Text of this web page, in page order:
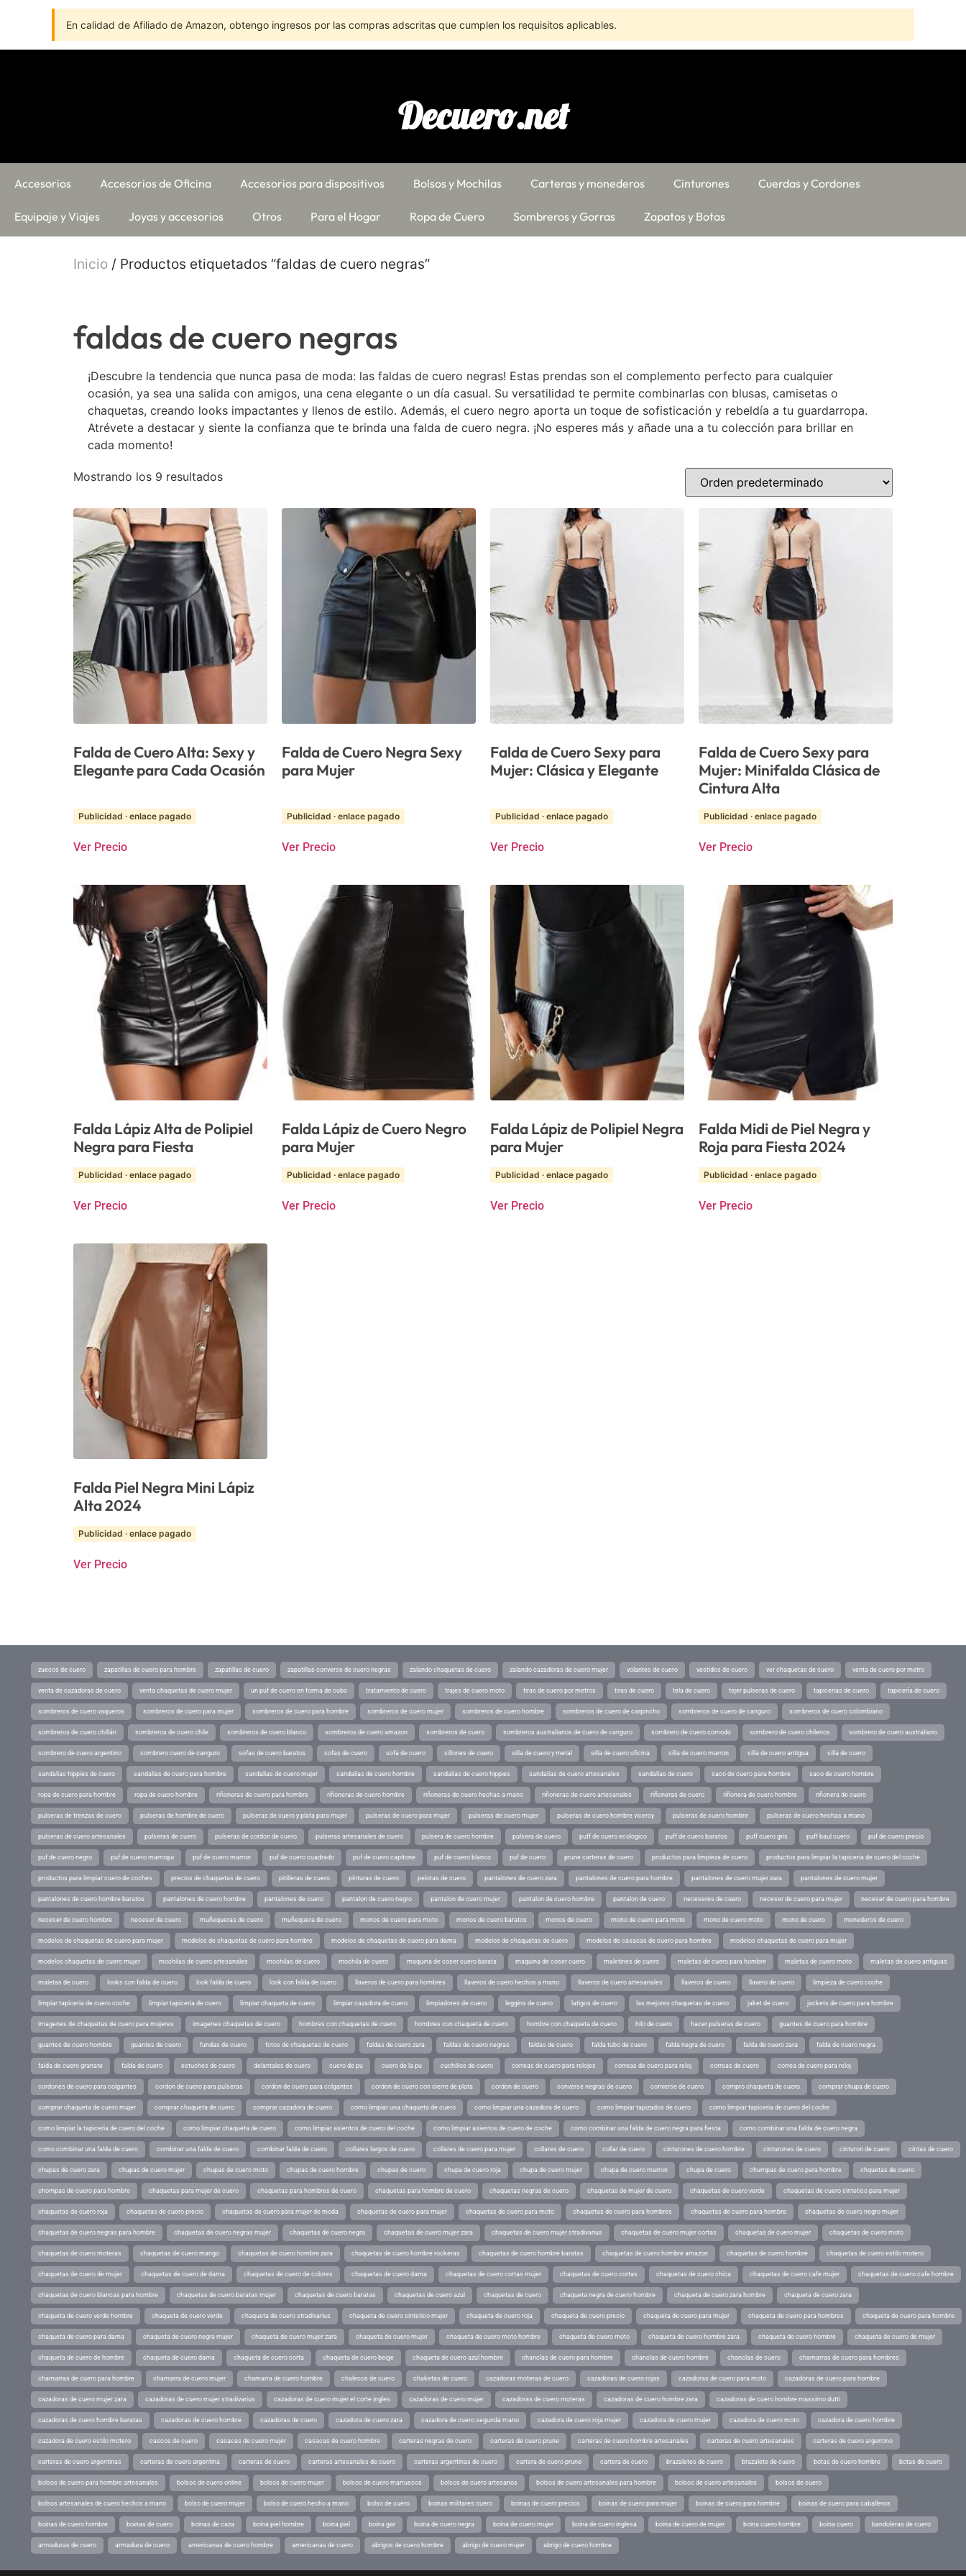
En calidad de Afiliado de Amazon, obtengo ingresos por las compras adscritas que cumplen los requisitos aplicables.
Decuero.net
Accesorios Accesorios de Oficina Accesorios para dispositivos Bolsos y Mochilas Carteras y monederos Cinturones Cuerdas y Cordones
Equipaje y Viajes Joyas y accesorios Otros Para el Hogar Ropa de Cuero Sombreros y Gorras Zapatos y Botas
Inicio / Productos etiquetados “faldas de cuero negras”
faldas de cuero negras
¡Descubre la tendencia que nunca pasa de moda: las faldas de cuero negras! Estas prendas son el complemento perfecto para cualquier
ocasión, ya sea una salida con amigos, una cena elegante o un día casual. Su versatilidad te permite combinarlas con blusas, camisetas o
chaquetas, creando looks impactantes y llenos de estilo. Además, el cuero negro aporta un toque de sofisticación y rebeldía a tu guardarropa.
Atrévete a destacar y siente la confianza que te brinda una falda de cuero negra. ¡No esperes más y añade una a tu colección para brillar en
cada momento!
Mostrando los 9 resultados
Falda de Cuero Alta: Sexy y
Elegante para Cada Ocasión
Publicidad · enlace pagado
Ver Precio
Falda de Cuero Negra Sexy
para Mujer
Publicidad · enlace pagado
Ver Precio
Falda de Cuero Sexy para
Mujer: Clásica y Elegante
Publicidad · enlace pagado
Ver Precio
Falda de Cuero Sexy para
Mujer: Minifalda Clásica de
Cintura Alta
Publicidad · enlace pagado
Ver Precio
Falda Lápiz Alta de Polipiel
Negra para Fiesta
Publicidad · enlace pagado
Ver Precio
Falda Lápiz de Cuero Negro
para Mujer
Publicidad · enlace pagado
Ver Precio
Falda Lápiz de Polipiel Negra
para Mujer
Publicidad · enlace pagado
Ver Precio
Falda Midi de Piel Negra y
Roja para Fiesta 2024
Publicidad · enlace pagado
Ver Precio
Falda Piel Negra Mini Lápiz
Alta 2024
Publicidad · enlace pagado
Ver Precio
zuecos de cuero zapatillas de cuero para hombre zapatillas de cuero zapatillas converse de cuero negras zalando chaquetas de cuero zalando cazadoras de cuero mujer volantes de cuero vestidos de cuero ver chaquetas de cuero venta de cuero por metro
venta de cazadoras de cuero venta chaquetas de cuero mujer un puf de cuero en forma de cubo tratamiento de cuero trajes de cuero moto tiras de cuero por metros tiras de cuero tela de cuero tejer pulseras de cuero tapicerias de cuero tapicería de cuero
sombreros de cuero vaqueros sombreros de cuero para mujer sombreros de cuero para hombre sombreros de cuero mujer sombreros de cuero hombre sombreros de cuero de carpincho sombreros de cuero de canguro sombreros de cuero colombiano
sombreros de cuero chillán sombreros de cuero chile sombreros de cuero blanco sombreros de cuero amazon sombreros de cuero sombreros australianos de cuero de canguro sombrero de cuero comodo sombrero de cuero chilenos sombrero de cuero australiano
sombrero de cuero argentino sombrero cuero de canguro sofas de cuero baratos sofas de cuero sofa de cuero sillones de cuero silla de cuero y metal silla de cuero oficina silla de cuero marron silla de cuero antigua silla de cuero
sandalias hippies de cuero sandalias de cuero para hombre sandalias de cuero mujer sandalias de cuero hombre sandalias de cuero hippies sandalias de cuero artesanales sandalias de cuero saco de cuero para hombre saco de cuero hombre
ropa de cuero para hombre ropa de cuero hombre riñoneras de cuero para hombre riñoneras de cuero hombre riñoneras de cuero hechas a mano riñoneras de cuero artesanales riñoneras de cuero riñonera de cuero hombre riñonera de cuero
pulseras de trenzas de cuero pulseras de hombre de cuero pulseras de cuero y plata para mujer pulseras de cuero para mujer pulseras de cuero mujer pulseras de cuero hombre viceroy pulseras de cuero hombre pulseras de cuero hechas a mano
pulseras de cuero artesanales pulseras de cuero pulseras de cordon de cuero pulseras artesanales de cuero pulsera de cuero hombre pulsera de cuero puff de cuero ecologico puff de cuero baratos puff cuero gris puff baul cuero puf de cuero precio
puf de cuero negro puf de cuero marroqui puf de cuero marron puf de cuero cuadrado puf de cuero capitone puf de cuero blanco puf de cuero prune carteras de cuero productos para limpieza de cuero productos para limpiar la tapiceria de cuero del coche
productos para limpiar cuero de coches precios de chaquetas de cuero pitilleras de cuero pinturas de cuero pelotas de cuero pantalones de cuero zara pantalones de cuero para hombre pantalones de cuero mujer zara pantalones de cuero mujer
pantalones de cuero hombre baratos pantalones de cuero hombre pantalones de cuero pantalon de cuero negro pantalon de cuero mujer pantalon de cuero hombre pantalon de cuero neceseres de cuero neceser de cuero para mujer neceser de cuero para hombre
neceser de cuero hombre neceser de cuero muñequeras de cuero muñequera de cuero monos de cuero para moto monos de cuero baratos monos de cuero mono de cuero para moto mono de cuero moto mono de cuero monederos de cuero
modelos de chaquetas de cuero para mujer modelos de chaquetas de cuero para hombre modelos de chaquetas de cuero para dama modelos de chaquetas de cuero modelos de casacas de cuero para hombre modelos chaquetas de cuero para mujer
modelos chaquetas de cuero mujer mochilas de cuero artesanales mochilas de cuero mochila de cuero maquina de coser cuero barata maquina de coser cuero maletines de cuero maletas de cuero para hombre maletas de cuero moto maletas de cuero antiguas
maletas de cuero looks con falda de cuero look falda de cuero look con falda de cuero llaveros de cuero para hombres llaveros de cuero hechos a mano llaveros de cuero artesanales llaveros de cuero llavero de cuero limpieza de cuero coche
limpiar tapiceria de cuero coche limpiar tapiceria de cuero limpiar chaqueta de cuero limpiar cazadora de cuero limpiadores de cuero leggins de cuero latigos de cuero las mejores chaquetas de cuero jaket de cuero jackets de cuero para hombre
imagenes de chaquetas de cuero para mujeres imagenes chaquetas de cuero hombres con chaquetas de cuero hombres con chaqueta de cuero hombre con chaqueta de cuero hilo de cuero hacer pulseras de cuero guantes de cuero para hombre
guantes de cuero hombre guantes de cuero fundas de cuero fotos de chaquetas de cuero faldas de cuero zara faldas de cuero negras faldas de cuero falda tubo de cuero falda negra de cuero falda de cuero zara falda de cuero negra
falda de cuero granate falda de cuero estuches de cuero delantales de cuero cuero de pu cuero de la pu cuchillos de cuero correas de cuero para relojes correas de cuero para reloj correas de cuero correa de cuero para reloj
cordones de cuero para colgantes cordon de cuero para pulseras cordon de cuero para colgantes cordon de cuero con cierre de plata cordon de cuero converse negras de cuero converse de cuero compro chaqueta de cuero comprar chupa de cuero
comprar chaqueta de cuero mujer comprar chaqueta de cuero comprar cazadora de cuero como limpiar una chaqueta de cuero como limpiar una cazadora de cuero como limpiar tapizados de cuero como limpiar tapiceria de cuero del coche
como limpiar la tapiceria de cuero del coche como limpiar chaqueta de cuero como limpiar asientos de cuero del coche como limpiar asientos de cuero de coche como combinar una falda de cuero negra para fiesta como combinar una falda de cuero negra
como combinar una falda de cuero combinar una falda de cuero combinar falda de cuero collares largos de cuero collares de cuero para mujer collares de cuero collar de cuero cinturones de cuero hombre cinturones de cuero cinturon de cuero cintas de cuero
chupas de cuero zara chupas de cuero mujer chupas de cuero moto chupas de cuero hombre chupas de cuero chupa de cuero roja chupa de cuero mujer chupa de cuero marron chupa de cuero chumpas de cuero para hombre chquetas de cuero
chompas de cuero para hombre chaquetas para mujer de cuero chaquetas para hombres de cuero chaquetas para hombre de cuero chaquetas negras de cuero chaquetas de mujer de cuero chaquetas de cuero verde chaquetas de cuero sintetico para mujer
chaquetas de cuero roja chaquetas de cuero precio chaquetas de cuero para mujer de moda chaquetas de cuero para mujer chaquetas de cuero para moto chaquetas de cuero para hombres chaquetas de cuero para hombre chaquetas de cuero negro mujer
chaquetas de cuero negras para hombre chaquetas de cuero negras mujer chaquetas de cuero negra chaquetas de cuero mujer zara chaquetas de cuero mujer stradivarius chaquetas de cuero mujer cortas chaquetas de cuero mujer chaquetas de cuero moto
chaquetas de cuero moteras chaquetas de cuero mango chaquetas de cuero hombre zara chaquetas de cuero hombre rockeras chaquetas de cuero hombre baratas chaquetas de cuero hombre amazon chaquetas de cuero hombre chaquetas de cuero estilo motero
chaquetas de cuero de mujer chaquetas de cuero de dama chaquetas de cuero de colores chaquetas de cuero dama chaquetas de cuero cortas mujer chaquetas de cuero cortas chaquetas de cuero chica chaquetas de cuero cafe mujer chaquetas de cuero cafe hombre
chaquetas de cuero blancas para hombre chaquetas de cuero baratas mujer chaquetas de cuero baratas chaquetas de cuero azul chaquetas de cuero chaqueta negra de cuero hombre chaqueta de cuero zara hombre chaqueta de cuero zara
chaqueta de cuero verde hombre chaqueta de cuero verde chaqueta de cuero stradivarius chaqueta de cuero sintetico mujer chaqueta de cuero roja chaqueta de cuero precio chaqueta de cuero para mujer chaqueta de cuero para hombres chaqueta de cuero para hombre
chaqueta de cuero para dama chaqueta de cuero negra mujer chaqueta de cuero mujer zara chaqueta de cuero mujer chaqueta de cuero moto hombre chaqueta de cuero moto chaqueta de cuero hombre zara chaqueta de cuero hombre chaqueta de cuero de mujer
chaqueta de cuero de hombre chaqueta de cuero dama chaqueta de cuero corta chaqueta de cuero beige chaqueta de cuero azul hombre chanclas de cuero para hombre chanclas de cuero hombre chanclas de cuero chamarras de cuero para hombres
chamarras de cuero para hombre chamarra de cuero mujer chamarra de cuero hombre chalecos de cuero chaketas de cuero cazadoras moteras de cuero cazadoras de cuero rojas cazadoras de cuero para moto cazadoras de cuero para hombre
cazadoras de cuero mujer zara cazadoras de cuero mujer stradivarius cazadoras de cuero mujer el corte ingles cazadoras de cuero mujer cazadoras de cuero moteras cazadoras de cuero hombre zara cazadoras de cuero hombre massimo dutti
cazadoras de cuero hombre baratas cazadoras de cuero hombre cazadoras de cuero cazadora de cuero zara cazadora de cuero segunda mano cazadora de cuero roja mujer cazadora de cuero mujer cazadora de cuero moto cazadora de cuero hombre
cazadora de cuero estilo motero cascos de cuero casacas de cuero mujer casacas de cuero hombre carteras negras de cuero carteras de cuero prune carteras de cuero hombre artesanales carteras de cuero artesanales carteras de cuero argentino
carteras de cuero argentinas carteras de cuero argentina carteras de cuero carteras artesanales de cuero carteras argentinas de cuero cartera de cuero prune cartera de cuero brazaletes de cuero brazalete de cuero botas de cuero hombre botas de cuero
bolsos de cuero para hombre artesanales bolsos de cuero online bolsos de cuero mujer bolsos de cuero marruecos bolsos de cuero artesanos bolsos de cuero artesanales para hombre bolsos de cuero artesanales bolsos de cuero
bolsos artesanales de cuero hechos a mano bolso de cuero mujer bolso de cuero hecho a mano bolso de cuero boinas militares cuero boinas de cuero precios boinas de cuero para mujer boinas de cuero para hombre boinas de cuero para caballeros
boinas de cuero hombre boinas de cuero boinas de caza boina piel hombre boina piel boina gar boina de cuero negra boina de cuero mujer boina de cuero inglesa boina de cuero de mujer boina cuero hombre boina cuero bandoleras de cuero
armaduras de cuero armadura de cuero americanas de cuero hombre americanas de cuero abrigos de cuero hombre abrigo de cuero mujer abrigo de cuero hombre